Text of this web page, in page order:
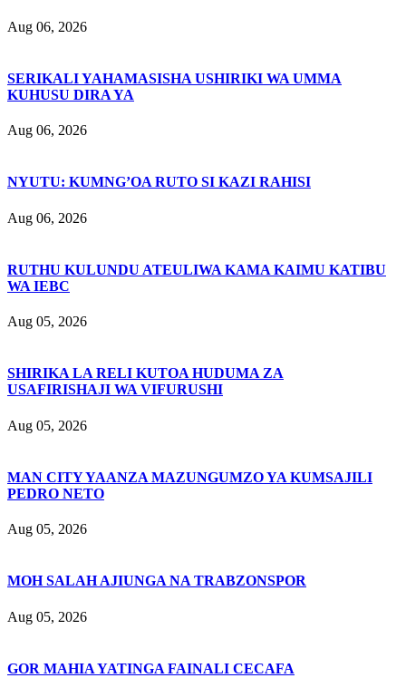
Aug 06, 2026
SERIKALI YAHAMASISHA USHIRIKI WA UMMA
KUHUSU DIRA YA
Aug 06, 2026
NYUTU: KUMNG’OA RUTO SI KAZI RAHISI
Aug 06, 2026
RUTHU KULUNDU ATEULIWA KAMA KAIMU KATIBU
WA IEBC
Aug 05, 2026
SHIRIKA LA RELI KUTOA HUDUMA ZA
USAFIRISHAJI WA VIFURUSHI
Aug 05, 2026
MAN CITY YAANZA MAZUNGUMZO YA KUMSAJILI
PEDRO NETO
Aug 05, 2026
MOH SALAH AJIUNGA NA TRABZONSPOR
Aug 05, 2026
GOR MAHIA YATINGA FAINALI CECAFA